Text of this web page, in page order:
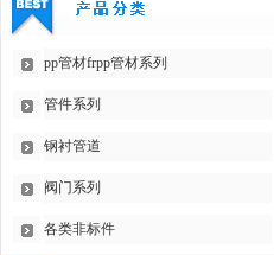
pp管材frpp管材系列
管件系列
钢衬管道
阀门系列
各类非标件